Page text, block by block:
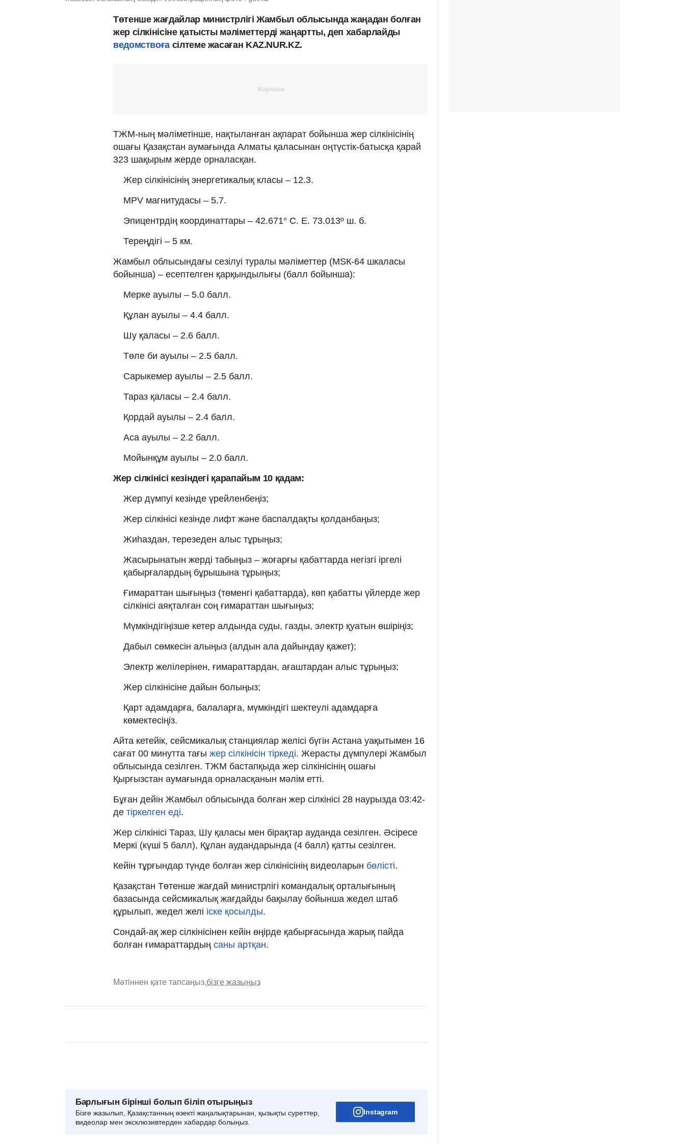
Төтенше жағдайлар министрлігі Жамбыл облысында жаңадан болған
жер сілкінісіне қатысты мәліметтерді жаңартты, деп хабарлайды
ведомствоға сілтеме жасаған KAZ.NUR.KZ.
ТЖМ-ның мәліметінше, нақтыланған ақпарат бойынша жер сілкінісінің
ошағы Қазақстан аумағында Алматы қаласынан оңтүстік-батысқа қарай
323 шақырым жерде орналасқан.
Жер сілкінісінің энергетикалық класы – 12.3.
MPV магнитудасы – 5.7.
Эпицентрдің координаттары – 42.671° С. Е. 73.013º ш. б.
Тереңдігі – 5 км.
Жамбыл облысындағы сезілуі туралы мәліметтер (МЅК-64 шкаласы
бойынша) – есептелген қарқындылығы (балл бойынша):
Мерке ауылы – 5.0 балл.
Құлан ауылы – 4.4 балл.
Шу қаласы – 2.6 балл.
Төле би ауылы – 2.5 балл.
Сарыкемер ауылы – 2.5 балл.
Тараз қаласы – 2.4 балл.
Қордай ауылы – 2.4 балл.
Аса ауылы – 2.2 балл.
Мойынқұм ауылы – 2.0 балл.
Жер сілкінісі кезіндегі қарапайым 10 қадам:
Жер дүмпуі кезінде үрейленбеңіз;
Жер сілкінісі кезінде лифт және баспалдақты қолданбаңыз;
Жиhаздан, терезеден алыс тұрыңыз;
Жасырынатын жерді табыңыз – жоғарғы қабаттарда негізгі іргелі
қабырғалардың бұрышына тұрыңыз;
Ғимараттан шығыңыз (төменгі қабаттарда), көп қабатты үйлерде жер
сілкінісі аяқталған соң ғимараттан шығыңыз;
Мүмкіндігіңізше кетер алдында суды, газды, электр қуатын өшіріңіз;
Дабыл сөмкесін алыңыз (алдын ала дайындау қажет);
Электр желілерінен, ғимараттардан, ағаштардан алыс тұрыңыз;
Жер сілкінісіне дайын болыңыз;
Қарт адамдарға, балаларға, мүмкіндігі шектеулі адамдарға
көмектесіңіз.
Айта кетейік, сейсмикалық станциялар желісі бүгін Астана уақытымен 16
сағат 00 минутта тағы жер сілкінісін тіркеді. Жерасты дүмпулері Жамбыл
облысында сезілген. ТЖМ бастапқыда жер сілкінісінің ошағы
Қырғызстан аумағында орналасқанын мәлім етті.
Бұған дейін Жамбыл облысында болған жер сілкінісі 28 наурызда 03:42-
де тіркелген еді.
Жер сілкінісі Тараз, Шу қаласы мен бірақтар ауданда сезілген. Әсіресе
Меркі (күші 5 балл), Құлан аудандарында (4 балл) қатты сезілген.
Кейін тұрғындар түнде болған жер сілкінісінің видеоларын бөлісті.
Қазақстан Төтенше жағдай министрлігі командалық орталығының
базасында сейсмикалық жағдайды бақылау бойынша жедел штаб
құрылып, жедел желі іске қосылды.
Сондай-ақ жер сілкінісінен кейін өңірде қабырғасында жарық пайда
болған ғимараттардың саны артқан.
Мәтіннен қате тапсаңыз,бізге жазыңыз
Барлығын бірінші болып біліп отырыңыз
Бізге жазылып, Қазақстанның өзекті жаңалықтарынан, қызықты суреттер,
видеолар мен эксклюзивтерден хабардар болыңыз.
Instagram